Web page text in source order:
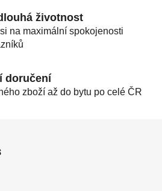
životnost
na maximální spokojenosti
doručení
zboží až do bytu po celé ČR